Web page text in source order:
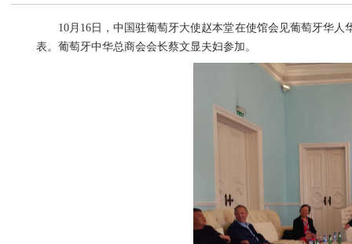
10月16日，中国驻葡萄牙大使赵本堂在使馆会见葡萄牙华
表。葡萄牙中华总商会会长蔡文显夫妇参加。